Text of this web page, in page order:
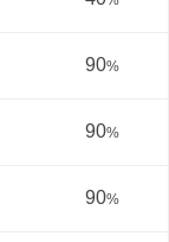
90%
90%
90%